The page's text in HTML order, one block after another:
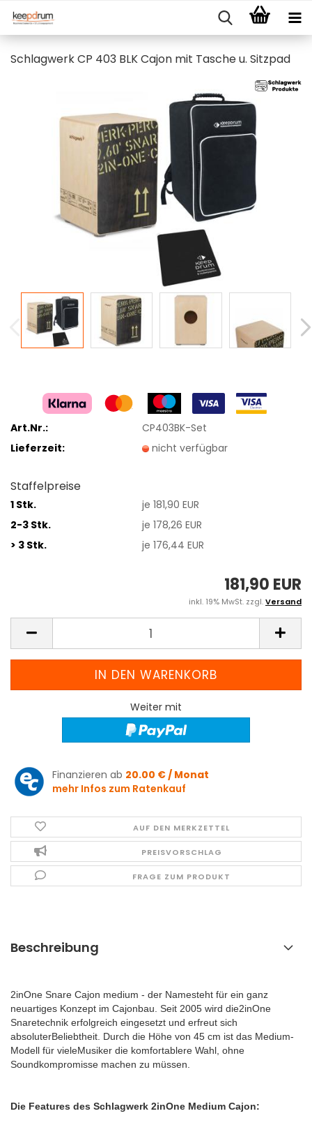
Schlagwerk CP 403 BLK Cajon mit Tasche u. Sitzpad
Art.Nr.:
CP403BK-Set
Lieferzeit:
nicht verfügbar
Staffelpreise
1 Stk.
je 181,90 EUR
2-3 Stk.
je 178,26 EUR
> 3 Stk.
je 176,44 EUR
181,90 EUR
inkl. 19% MwSt. zzgl.Versand
Weiter mit
Finanzieren ab 20.00 € / Monat
mehr Infos zum Ratenkauf
AUF DEN MERKZETTEL
PREISVORSCHLAG
FRAGE ZUM PRODUKT
Beschreibung
2inOne Snare Cajon medium - der Namesteht für ein ganz
neuartiges Konzept im Cajonbau. Seit 2005 wird die2inOne
Snaretechnik erfolgreich eingesetzt und erfreut sich
absoluterBeliebtheit. Durch die Höhe von 45 cm ist das Medium-
Modell für vieleMusiker die komfortablere Wahl, ohne
Soundkompromisse machen zu müssen.
Die Features des Schlagwerk 2inOne Medium Cajon: